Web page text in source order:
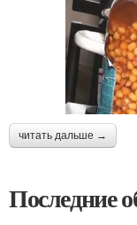
читать дальше →
Последние